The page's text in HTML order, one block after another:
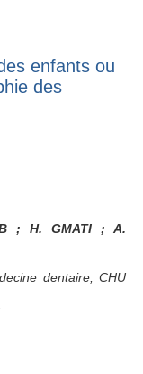
enfants ou
des
; H. GMATI
; A.
dentaire, CHU